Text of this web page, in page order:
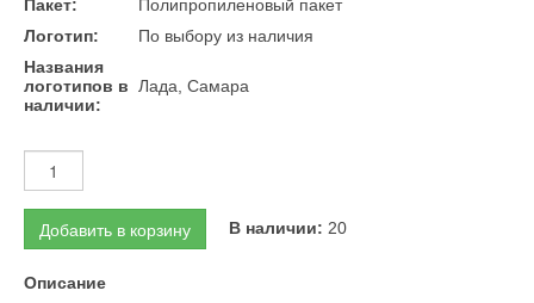
Пакет:
Полипропиленовый пакет
Логотип:
По выбору из наличия
Названия
логотипов в
наличии:
Лада, Самара
Добавить в корзину В наличии: 20
Описание